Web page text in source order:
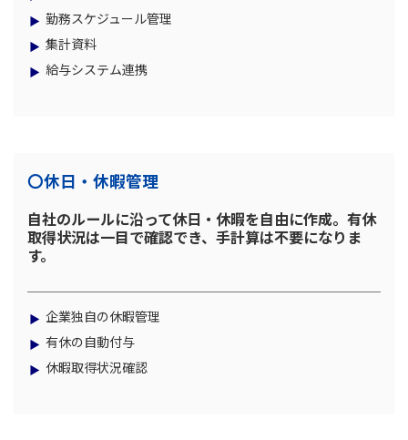
勤務スケジュール管理
集計資料
給与システム連携
〇休日・休暇管理
自社のルールに沿って休日・休暇を自由に作成。有休
取得状況は一目で確認でき、手計算は不要になりま
す。
企業独自の休暇管理
有休の自動付与
休暇取得状況確認